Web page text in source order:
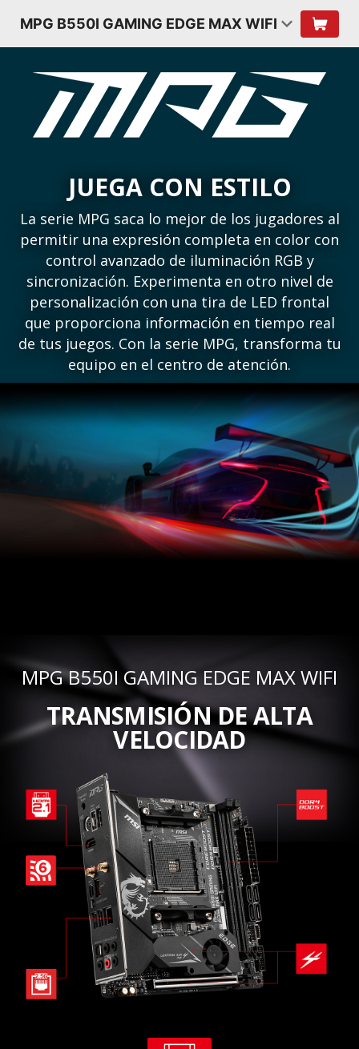
MPG B550I GAMING EDGE MAX WIFI
JUEGA CON ESTILO
La serie MPG saca lo mejor de los jugadores al
permitir una expresión completa en color con
control avanzado de iluminación RGB y
sincronización. Experimenta en otro nivel de
personalización con una tira de LED frontal
que proporciona información en tiempo real
de tus juegos. Con la serie MPG, transforma tu
equipo en el centro de atención.
MPG B550I GAMING EDGE MAX WIFI
TRANSMISIÓN DE ALTA
VELOCIDAD